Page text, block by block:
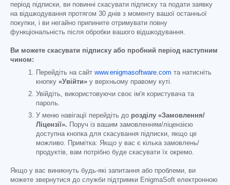
період підписки, ви повинні скасувати підписку та подати заявку
на відшкодування протягом 30 днів з моменту вашої останньої
покупки, і ви негайно припините отримувати повну
функціональність після обробки вашого відшкодування.
Ви можете скасувати підписку або пробний період наступним
чином:
Перейдіть на сайт www.enigmasoftware.com та натисніть
кнопку «Увійти» у верхньому правому куті.
Увійдіть, використовуючи своє ім'я користувача та
пароль.
У меню навігації перейдіть до розділу «Замовлення/
Ліцензії». Поруч із вашим замовленням/ліцензією
доступна кнопка для скасування підписки, якщо це
можливо. Примітка: Якщо у вас є кілька замовлень/
продуктів, вам потрібно буде скасувати їх окремо.
Якщо у вас виникнуть будь-які запитання або проблеми, ви
можете звернутися до служби підтримки EnigmaSoft електронною